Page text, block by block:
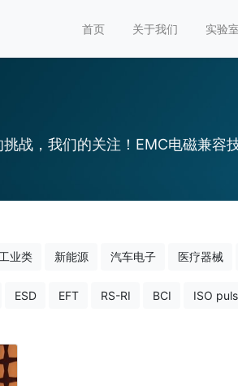
首页 关于我们 实验
战，我们的关注！EMC电磁兼容
工业类 新能源 汽车电子 医疗器械
ESD EFT RS-RI BCI ISO